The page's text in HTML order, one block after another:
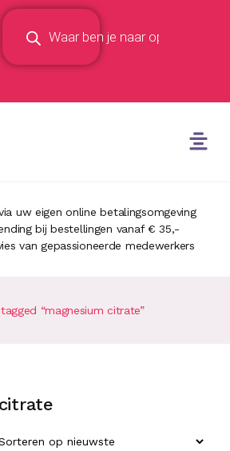
uw eigen online betalingsomgeving
bij bestellingen vanaf € 35,-
van gepassioneerde medewerkers
“magnesium citrate”